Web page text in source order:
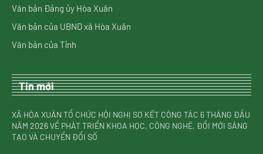
Văn bản Đảng ủy Hòa Xuân
Văn bản của UBND xã Hòa Xuân
Văn bản của Tỉnh
Tin mới
XÃ HÒA XUÂN TỔ CHỨC HỘI NGHỊ SƠ KẾT CÔNG TÁC 6 THÁNG ĐẦU
NĂM 2026 VỀ PHÁT TRIỂN KHOA HỌC, CÔNG NGHỆ, ĐỔI MỚI SÁNG
TẠO VÀ CHUYỂN ĐỔI SỐ